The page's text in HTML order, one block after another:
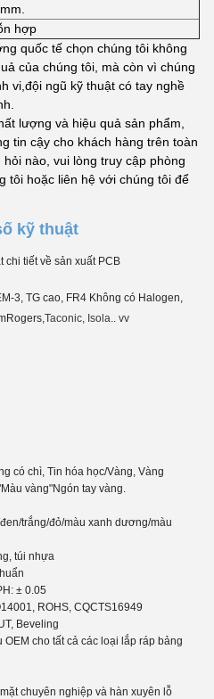
hợp
quốc tế chọn chúng tôi không
của chúng tôi, mà còn vì chúng
vi,đội ngũ kỹ thuật có tay nghề
lượng và hiệu quả sản phẩm,
tin cậy cho khách hàng trên toàn
nào, vui lòng truy cập phòng
tôi hoặc liên hệ với chúng tôi để
kỹ thuật
chi tiết về sản xuất PCB
3, TG cao, FR4 Không có Halogen,
Rogers, Taconic , Isola.. vv
có chì, Tin hóa học/Vàng, Vàng
vàng"Ngón tay vàng.
trắng/đỏ/màu xanh dương/màu
túi nhựa
± 0.05
ROHS, CQCTS16949
Beveling
OEM cho tất cả các loại lắp ráp bảng
chuyên nghiệp và hàn xuyên lỗ